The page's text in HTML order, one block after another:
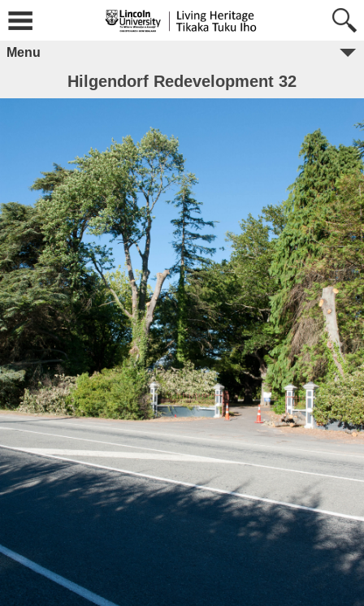
Menu
Hilgendorf Redevelopment 32